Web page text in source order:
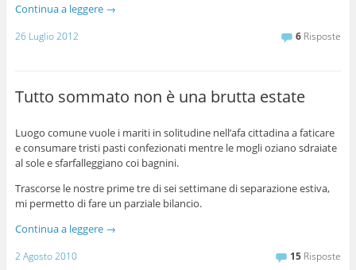
Continua a leggere →
26 Luglio 2012 6 Risposte
Tutto sommato non è una brutta estate
Luogo comune vuole i mariti in solitudine nell’afa cittadina a faticare
e consumare tristi pasti confezionati mentre le mogli oziano sdraiate
al sole e sfarfalleggiano coi bagnini.
Trascorse le nostre prime tre di sei settimane di separazione estiva,
mi permetto di fare un parziale bilancio.
Continua a leggere →
2 Agosto 2010 15 Risposte